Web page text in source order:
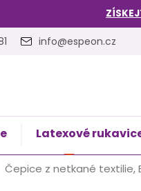
info@espeon.cz
NÁKUPNÍ
KOŠÍK
Prázdný
Latexové
Čepice z netkané textilie,